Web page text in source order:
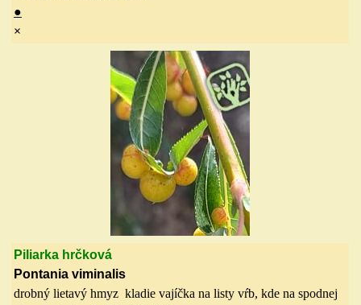
●
×
Piliarka hrčková
Pontania viminalis
drobný lietavý hmyz kladie vajíčka na listy vŕb, kde na spodnej